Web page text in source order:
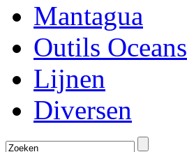
Mantagua
Outils Oceans
Lijnen
Diversen